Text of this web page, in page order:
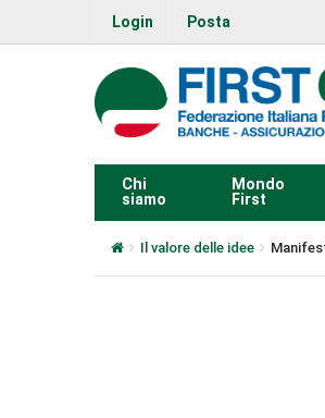
Login Posta
Chi
siamo
Mondo
First
Il valore delle idee